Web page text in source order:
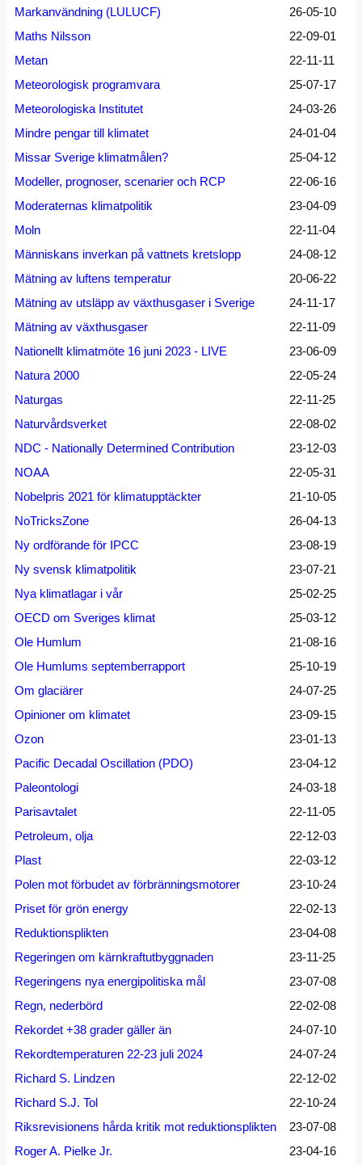
Markanvändning (LULUCF)
26-05-10
Maths Nilsson
22-09-01
Metan
22-11-11
Meteorologisk programvara
25-07-17
Meteorologiska Institutet
24-03-26
Mindre pengar till klimatet
24-01-04
Missar Sverige klimatmålen?
25-04-12
Modeller, prognoser, scenarier och RCP
22-06-16
Moderaternas klimatpolitik
23-04-09
Moln
22-11-04
Människans inverkan på vattnets kretslopp
24-08-12
Mätning av luftens temperatur
20-06-22
Mätning av utsläpp av växthusgaser i Sverige
24-11-17
Mätning av växthusgaser
22-11-09
Nationellt klimatmöte 16 juni 2023 - LIVE
23-06-09
Natura 2000
22-05-24
Naturgas
22-11-25
Naturvårdsverket
22-08-02
NDC - Nationally Determined Contribution
23-12-03
NOAA
22-05-31
Nobelpris 2021 för klimatupptäckter
21-10-05
NoTricksZone
26-04-13
Ny ordförande för IPCC
23-08-19
Ny svensk klimatpolitik
23-07-21
Nya klimatlagar i vår
25-02-25
OECD om Sveriges klimat
25-03-12
Ole Humlum
21-08-16
Ole Humlums septemberrapport
25-10-19
Om glaciärer
24-07-25
Opinioner om klimatet
23-09-15
Ozon
23-01-13
Pacific Decadal Oscillation (PDO)
23-04-12
Paleontologi
24-03-18
Parisavtalet
22-11-05
Petroleum, olja
22-12-03
Plast
22-03-12
Polen mot förbudet av förbränningsmotorer
23-10-24
Priset för grön energy
22-02-13
Reduktionsplikten
23-04-08
Regeringen om kärnkraftutbyggnaden
23-11-25
Regeringens nya energipolitiska mål
23-07-08
Regn, nederbörd
22-02-08
Rekordet +38 grader gäller än
24-07-10
Rekordtemperaturen 22-23 juli 2024
24-07-24
Richard S. Lindzen
22-12-02
Richard S.J. Tol
22-10-24
Riksrevisionens hårda kritik mot reduktionsplikten
23-07-08
Roger A. Pielke Jr.
23-04-16